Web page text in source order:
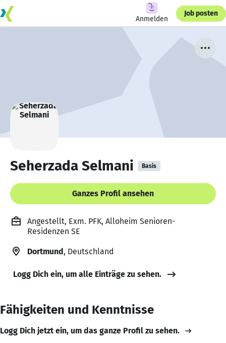
Anmelden
Job posten
Seherzada Selmani Basis
Ganzes Profil ansehen
Angestellt, Exm. PFK, Alloheim Senioren-
Residenzen SE
Dortmund, Deutschland
Logg Dich ein, um alle Einträge zu sehen.
Fähigkeiten und Kenntnisse
Logg Dich jetzt ein, um das ganze Profil zu sehen.